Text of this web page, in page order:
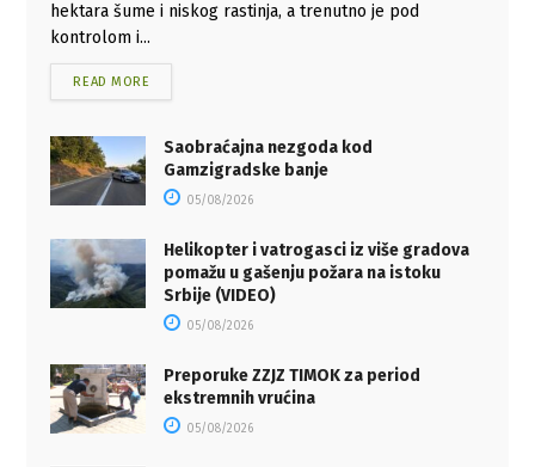
hektara šume i niskog rastinja, a trenutno je pod
kontrolom i...
READ MORE
Saobraćajna nezgoda kod
Gamzigradske banje
05/08/2026
Helikopter i vatrogasci iz više gradova
pomažu u gašenju požara na istoku
Srbije (VIDEO)
05/08/2026
Preporuke ZZJZ TIMOK za period
ekstremnih vrućina
05/08/2026